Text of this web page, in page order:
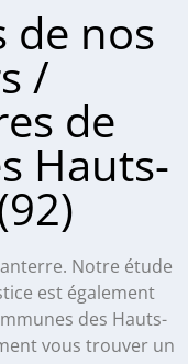
de nos
/
de
Hauts-
Notre étude
est également
des Hauts-
vous trouver un